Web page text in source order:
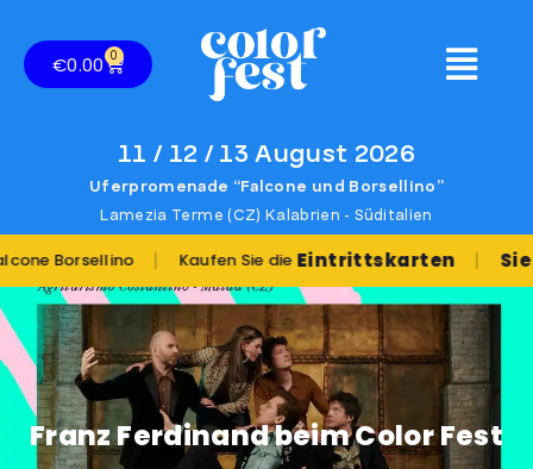
€0.00 0
11 / 12 / 13 August 2026
Uferpromenade “Falcone und Borsellino”
Lamezia Terme (CZ) Kalabrien - Süditalien
| Kaufen Sie dieEintrittskarten | Sie
Franz Ferdinand beim Color Fest